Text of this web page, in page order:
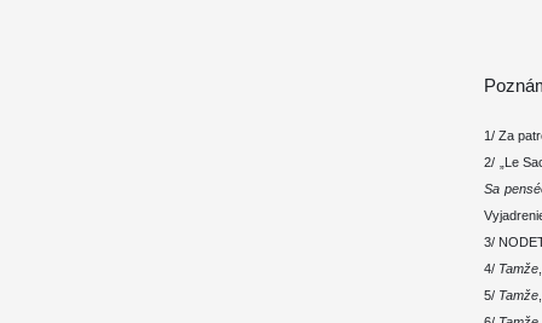
1/ Za
2/ „Le
Sa
3/
4/ Tamže
5/ Tamže